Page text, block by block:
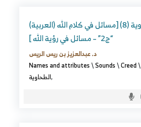
(العربية) شرح الطحاوية (8) [مسائل في كلام الله
“ج2” – مسائل في رؤية الله ]
د. عبدالعزيز بن ريس الريس
Names and attributes\Sounds\Creed\
الطحاوية,